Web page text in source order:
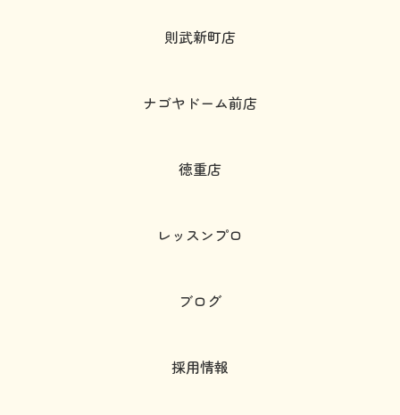
則武新町店
ナゴヤドーム前店
徳重店
レッスンプロ
ブログ
採用情報